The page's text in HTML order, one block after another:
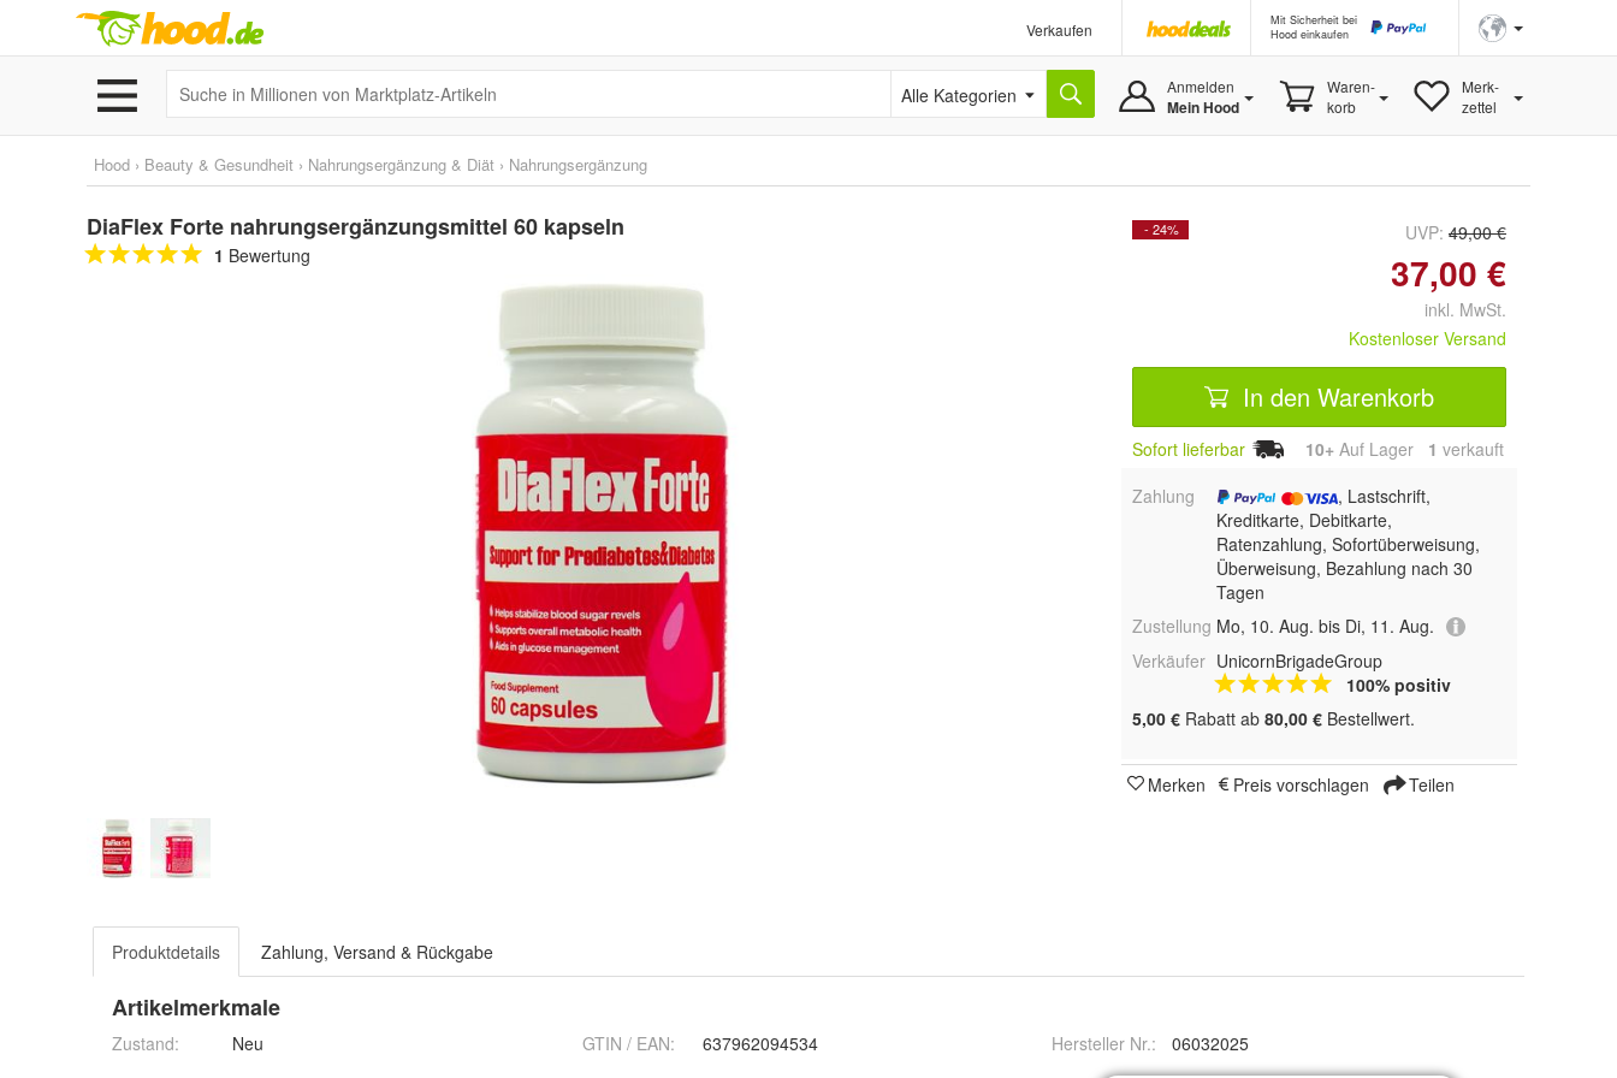
Verkaufen
Mit Sicherheit bei
Hood einkaufen
Alle Kategorien Anmelden
Mein Hood
Waren-
korb
Merk-
zettel
Hood › Beauty & Gesundheit › Nahrungsergänzung & Diät › Nahrungsergänzung
DiaFlex Forte nahrungsergänzungsmittel 60 kapseln
1 Bewertung
- 24% UVP: 49,00 €
37,00 €
inkl. MwSt.
Kostenloser Versand
In den Warenkorb
Sofort lieferbar 10+ Auf Lager 1 verkauft
Zahlung
, Lastschrift,
Kreditkarte, Debitkarte,
Ratenzahlung, Sofortüberweisung,
Überweisung, Bezahlung nach 30
Tagen
Zustellung Mo, 10. Aug. bis Di, 11. Aug.
Verkäufer UnicornBrigadeGroup
100% positiv
5,00 € Rabatt ab 80,00 € Bestellwert.
Merken Preis vorschlagen Teilen
Produktdetails Zahlung, Versand & Rückgabe
Artikelmerkmale
Zustand: Neu GTIN / EAN: 637962094534 Hersteller Nr.: 06032025